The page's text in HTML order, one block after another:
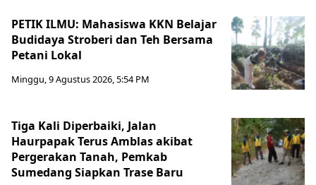
PETIK ILMU: Mahasiswa KKN Belajar
Budidaya Stroberi dan Teh Bersama
Petani Lokal
Minggu, 9 Agustus 2026, 5:54 PM
Tiga Kali Diperbaiki, Jalan
Haurpapak Terus Amblas akibat
Pergerakan Tanah, Pemkab
Sumedang Siapkan Trase Baru